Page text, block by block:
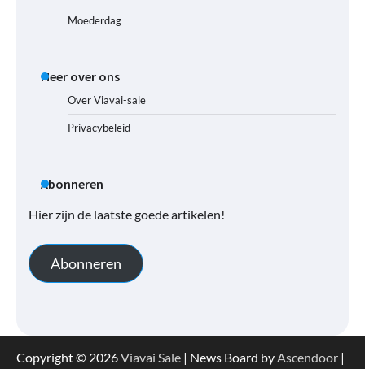
Moederdag
Meer over ons
Over Viavai-sale
Privacybeleid
Abonneren
Hier zijn de laatste goede artikelen!
Abonneren
Copyright © 2026Viavai Sale | News Board by Ascendoor |